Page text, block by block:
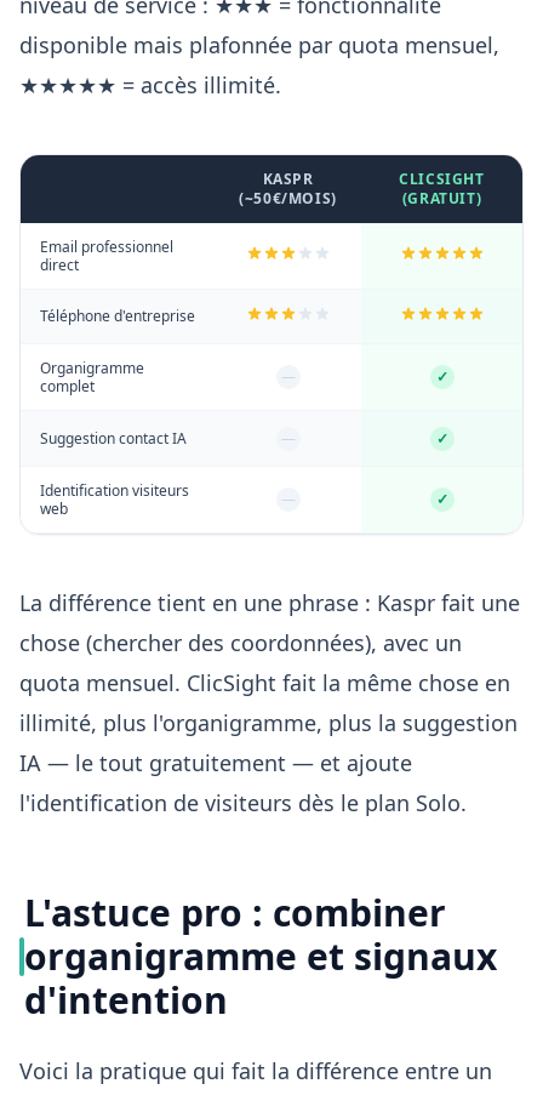
disponible mais plafonnée par quota mensuel,
★★★★★ = accès illimité.
KASPR
(~50€/MOIS)
CLICSIGHT
(GRATUIT)
Email professionnel
direct
Téléphone d'entreprise
Organigramme
complet
— ✓
Suggestion contact IA — ✓
Identification visiteurs
web
— ✓
La différence tient en une phrase : Kaspr fait une
chose (chercher des coordonnées), avec un
quota mensuel. ClicSight fait la même chose en
illimité, plus l'organigramme, plus la suggestion
IA — le tout gratuitement — et ajoute
l'identification de visiteurs dès le plan Solo.
L'astuce pro : combiner
organigramme et signaux
d'intention
Voici la pratique qui fait la différence entre un